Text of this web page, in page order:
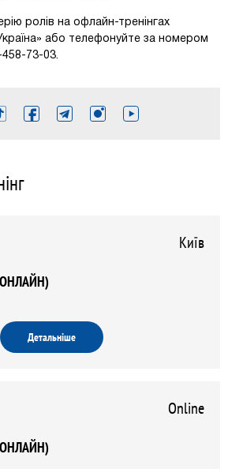
ролів на офлайн-тренінгах
або телефонуйте за номером
73-03.
Київ
(ОНЛАЙН)
Детальніше
Online
(ОНЛАЙН)